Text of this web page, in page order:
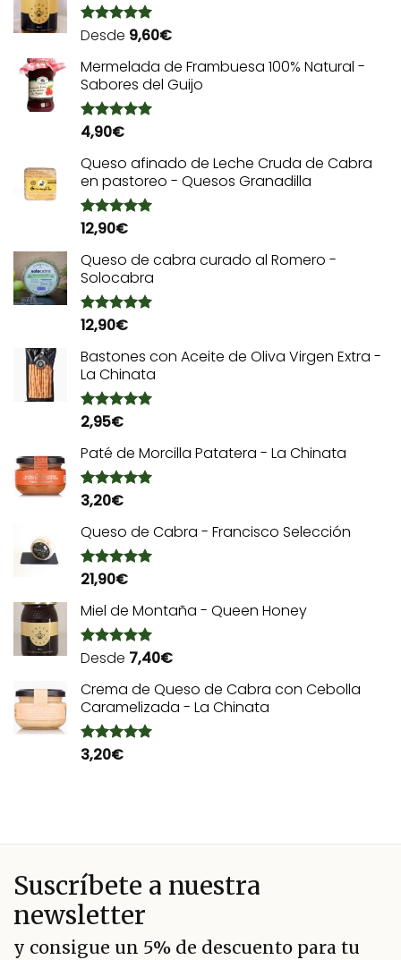
Valorado
de 5
Desde 9,60€
Mermelada de Frambuesa 100% Natural -
Sabores del Guijo
Valorado
de 5
4,90€
Queso afinado de Leche Cruda de Cabra
en pastoreo - Quesos Granadilla
Valorado
de 5
12,90€
Queso de cabra curado al Romero -
Solocabra
Valorado
de 5
12,90€
Bastones con Aceite de Oliva Virgen Extra -
La Chinata
Valorado
de 5
2,95€
Paté de Morcilla Patatera - La Chinata
Valorado
de 5
3,20€
Queso de Cabra - Francisco Selección
Valorado
de 5
21,90€
Miel de Montaña - Queen Honey
Valorado
de 5
Desde 7,40€
Crema de Queso de Cabra con Cebolla
Caramelizada - La Chinata
Valorado
3,20€
Suscríbete a nuestra
newsletter
y consigue un 5% de descuento para tu